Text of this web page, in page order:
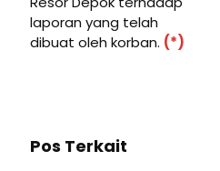
laporan yang telah
dibuat oleh korban. (*)
Pos Terkait